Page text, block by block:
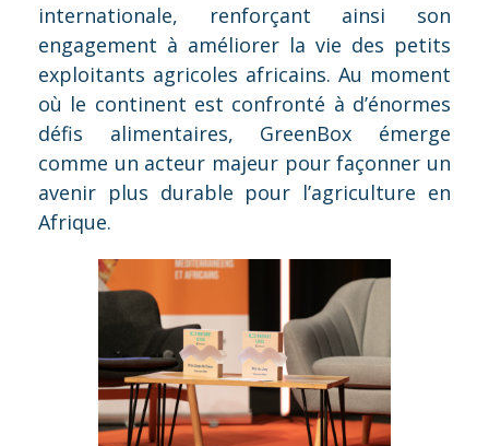
internationale, renforçant ainsi son
engagement à améliorer la vie des petits
exploitants agricoles africains. Au moment
où le continent est confronté à d’énormes
défis alimentaires, GreenBox émerge
comme un acteur majeur pour façonner un
avenir plus durable pour l’agriculture en
Afrique.